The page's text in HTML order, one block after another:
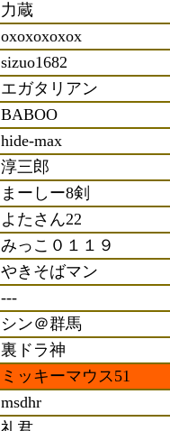
力蔵
oxoxoxoxox
sizuo1682
エガタリアン
BABOO
hide-max
淳三郎
まーしー8剣
よたさん22
みっこ０１１９
やきそばマン
---
シン＠群馬
裏ドラ神
ミッキーマウス51
msdhr